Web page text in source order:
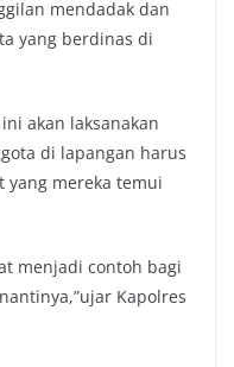
mendadak dan
yang berdinas di
akan laksanakan
di lapangan harus
yang mereka temui
menjadi contoh bagi
Kapolres